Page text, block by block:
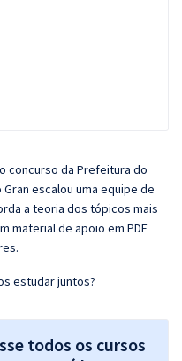
concurso da Prefeitura do
escalou uma equipe de
a teoria dos tópicos mais
material de apoio em PDF
estudar juntos?
todos os cursos